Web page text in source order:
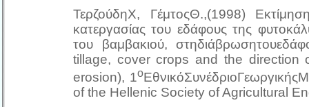
ΤερζούδηΧ, ΓέμτοςΘ.,(1998)
κατεργασίας του εδάφους της
του βαμβακιού,
tillage, cover crops and the direction
erosion), 1ο
of the Hellenic Society of Agricultural